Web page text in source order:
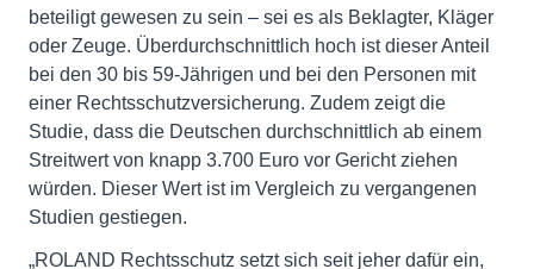
beteiligt gewesen zu sein – sei es als Beklagter, Kläger
oder Zeuge. Überdurchschnittlich hoch ist dieser Anteil
bei den 30 bis 59-Jährigen und bei den Personen mit
einer Rechtsschutzversicherung. Zudem zeigt die
Studie, dass die Deutschen durchschnittlich ab einem
Streitwert von knapp 3.700 Euro vor Gericht ziehen
würden. Dieser Wert ist im Vergleich zu vergangenen
Studien gestiegen.
„ROLAND Rechtsschutz setzt sich seit jeher dafür ein,